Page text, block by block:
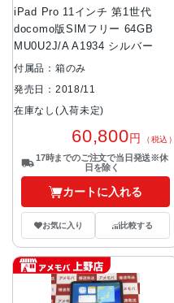
iPad Pro 11インチ 第1世代
docomo版SIMフリー 64GB
MU0U2J/A A1934 シルバー
付属品：箱のみ
発売日：2018/11
在庫なし(入荷未定)
60,800円 （税込）
17時までのご注文で当日発送※休
日を除く
カートに入れる
お気に入り 比較する